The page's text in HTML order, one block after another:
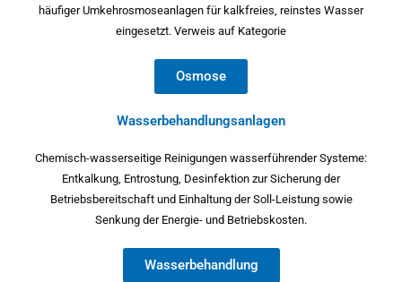
häufiger Umkehrosmoseanlagen für kalkfreies, reinstes Wasser
eingesetzt. Verweis auf Kategorie
Osmose
Wasserbehandlungsanlagen
Chemisch-wasserseitige Reinigungen wasserführender Systeme:
Entkalkung, Entrostung, Desinfektion zur Sicherung der
Betriebsbereitschaft und Einhaltung der Soll-Leistung sowie
Senkung der Energie- und Betriebskosten.
Wasserbehandlung